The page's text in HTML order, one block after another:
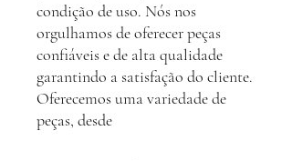
condição de uso. Nós nos
orgulhamos de oferecer peças
confiáveis e de alta qualidade
garantindo a satisfação do cliente.
Oferecemos uma variedade de
peças, desde